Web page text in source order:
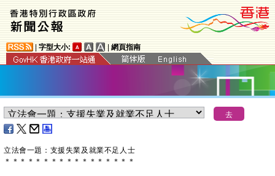
字型大小: 網頁指南
立法會一題：支援失業及就業不足人士
＊ ＊ ＊ ＊ ＊ ＊ ＊ ＊ ＊ ＊ ＊ ＊ ＊ ＊ ＊ ＊ ＊